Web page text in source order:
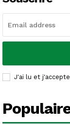
J'ai lu et